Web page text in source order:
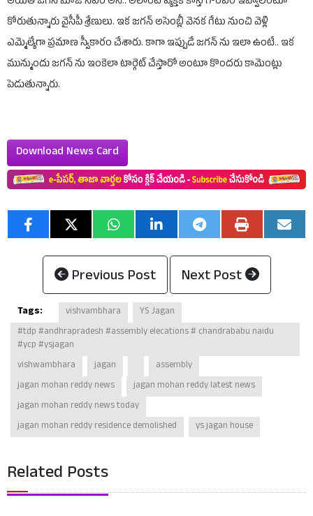
కోరుతున్నారు వైసీపీ శ్రేణులు. ఇక జగన్ అసెంబ్లీ వెనక గేటు నుంచి వెళ్లి
ఎమ్మెల్యేగా ప్రమాణ స్వీకారం చేశారు. కాగా ఇప్పుడే జగన్ ను ఇలా ఉంటే.. ఇక
మున్ముందు జగన్ ను ఇంకెలా టార్గెట్ చేస్తారో అంటూ కొందరు కామెంట్లు
పెడుతున్నారు.
Download News Card
Previous Post Next Post
Tags: vishvambhara
YS Jagan
#tdp #andhrapradesh #assembly elecations # chandrababu naidu
#ycp #ysjagan
vishwambhara
jagan
assembly
jagan mohan reddy news
jagan mohan reddy latest news
jagan mohan reddy news today
jagan mohan reddy residence demolished
ys jagan house
Related Posts